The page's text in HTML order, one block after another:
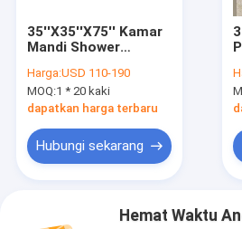
35''X35''X75'' Kamar
Mandi Shower
Frame
Harga:USD 110-190
MOQ:1 * 20 kaki
dapatkan harga terbaru
Hubungi sekarang
Hemat Waktu